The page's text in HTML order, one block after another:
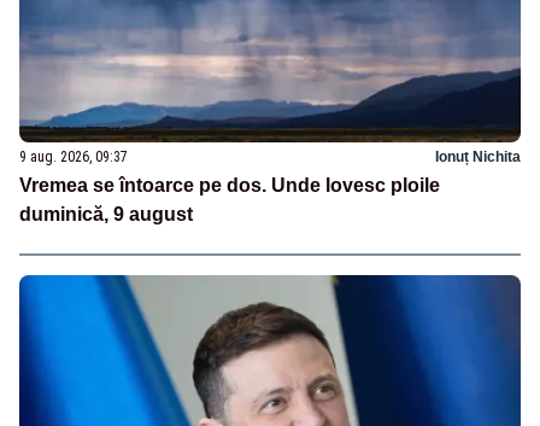
9 aug. 2026, 09:37 Ionuț Nichita
Vremea se întoarce pe dos. Unde lovesc ploile
duminică, 9 august